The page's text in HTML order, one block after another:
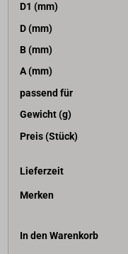
D1 (mm)
D (mm)
B (mm)
A (mm)
passend für
Gewicht (g)
Preis (Stück)
Lieferzeit
Merken
In den Warenkorb